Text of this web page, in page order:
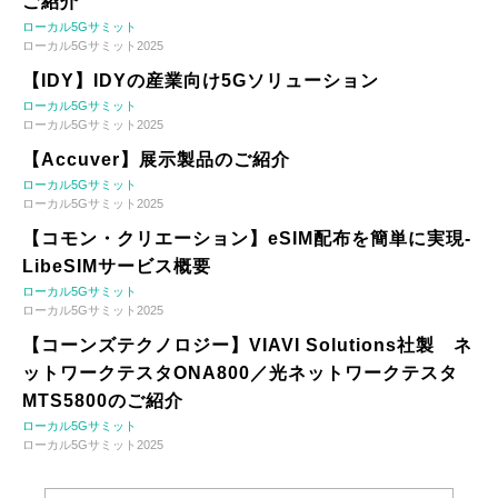
ローカル5Gサミット
ローカル5Gサミット2025
【IDY】IDYの産業向け5Gソリューション
ローカル5Gサミット
ローカル5Gサミット2025
【Accuver】展示製品のご紹介
ローカル5Gサミット
ローカル5Gサミット2025
【コモン・クリエーション】eSIM配布を簡単に実現-
LibeSIMサービス概要
ローカル5Gサミット
ローカル5Gサミット2025
【コーンズテクノロジー】VIAVI Solutions社製 ネ
ットワークテスタONA800／光ネットワークテスタ
MTS5800のご紹介
ローカル5Gサミット
ローカル5Gサミット2025